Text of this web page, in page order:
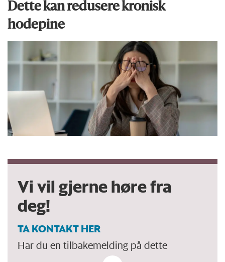
Dette kan redusere kronisk
hodepine
Vi vil gjerne høre fra
deg!
TA KONTAKT HER
Har du en tilbakemelding på dette